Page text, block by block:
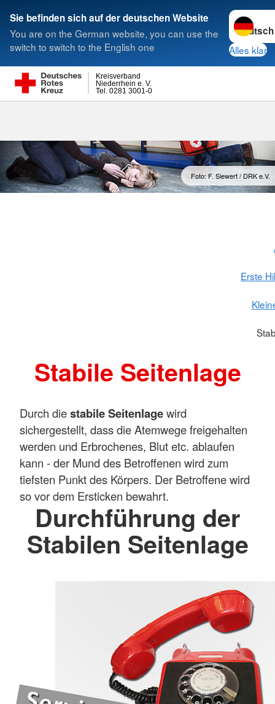
Sie befinden sich auf der deutschen Website
You are on the German website, you can use the
switch to switch to the English one
Sprache
Alles klar
Tel. 0281 3001-0
Niederrhein e. V.
Kreisverband
Suche
Foto: F. Siewert / DRK e.V.
Erste
Stabile Seitenlage
Durch diestabile Seitenlagewird
sichergestellt, dass die Atemwege freigehalten
werden und Erbrochenes, Blut etc. ablaufen
kann - der Mund des Betroffenen wird zum
tiefsten Punkt des Körpers. Der Betroffene wird
so vor dem Ersticken bewahrt.
Durchführung der
Stabilen Seitenlage